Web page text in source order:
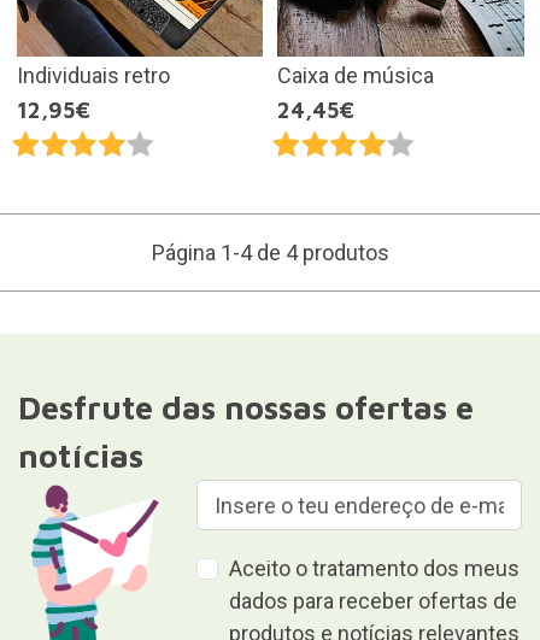
Individuais retro
12,95€
Caixa de música
24,45€
Página 1-4 de 4 produtos
Desfrute das nossas ofertas e
notícias
Aceito o tratamento dos meus
dados para receber ofertas de
produtos e notícias relevantes